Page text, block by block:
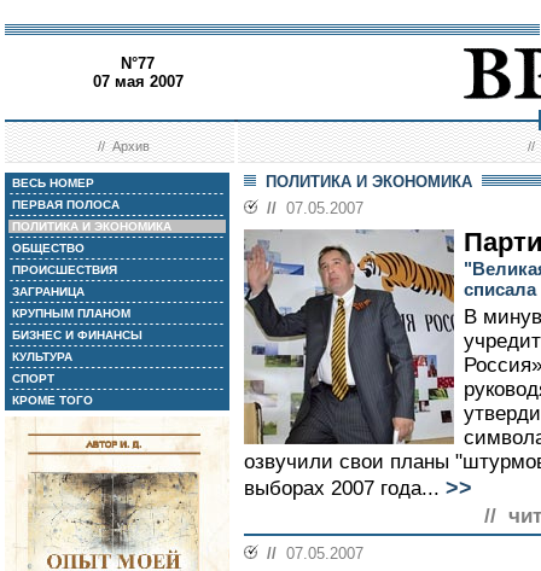
N°77
07 мая 2007
//Архив //
ВЕСЬ НОМЕР
ПЕРВАЯ ПОЛОСА
ПОЛИТИКА И ЭКОНОМИКА
ОБЩЕСТВО
ПРОИСШЕСТВИЯ
ЗАГРАНИЦА
КРУПНЫМ ПЛАНОМ
БИЗНЕС И ФИНАНСЫ
КУЛЬТУРА
СПОРТ
КРОМЕ ТОГО
ПОЛИТИКА И ЭКОНОМИКА
// 07.05.2007
В
озвучили свои планы
выборах 2007 года... >>
//
// 07.05.2007